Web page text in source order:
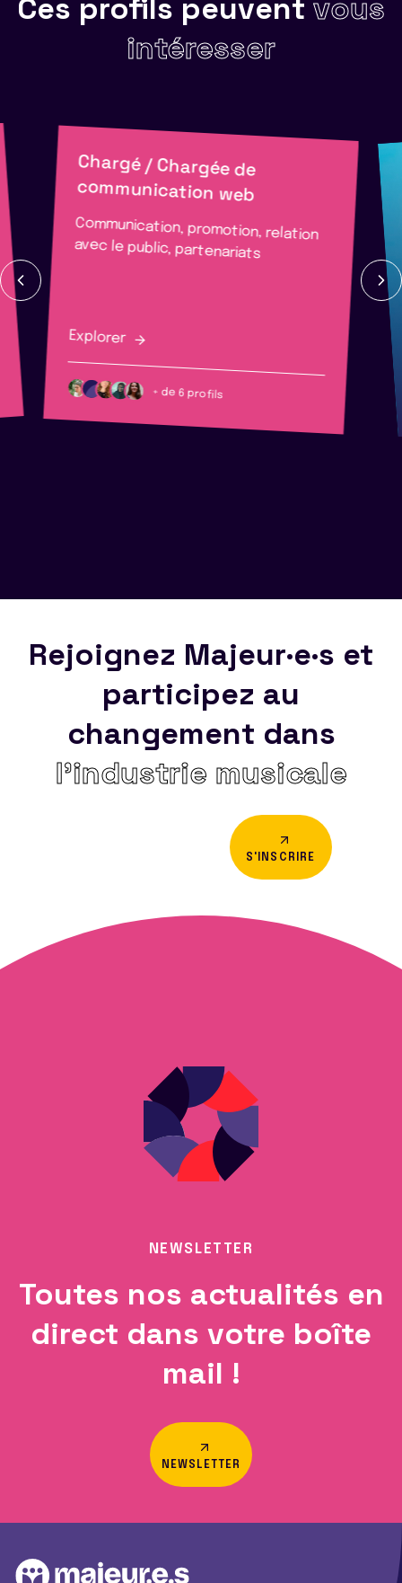
Ces profils peuvent vous
intéresser
Chargé / Chargée de
communication web
Communication, promotion, relation
avec le public, partenariats
Explorer
+ de 6 profils
Rejoignez Majeur·e·s et
participez au
changement dans
l’industrie musicale
S'INSCRIRE
NEWSLETTER
Toutes nos actualités en
direct dans votre boîte
mail !
NEWSLETTER